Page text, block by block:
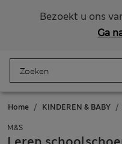
Bezoekt u ons
Ga
Home KINDEREN & BABY
M&S